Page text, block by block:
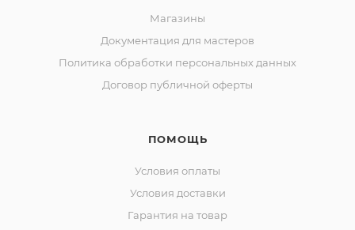
Магазины
Документация для мастеров
Политика обработки персональных данных
Договор публичной оферты
ПОМОЩЬ
Условия оплаты
Условия доставки
Гарантия на товар